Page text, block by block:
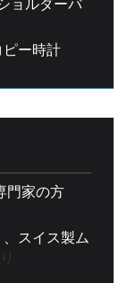
ョルダーバ
ー時計
門家の方
スイス製ム